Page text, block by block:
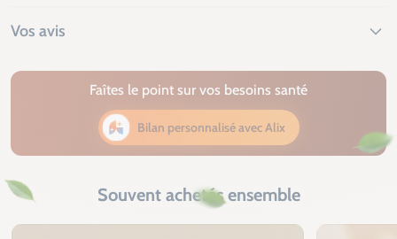
Vos avis
Faîtes le point sur vos besoins santé
Bilan personnalisé avec Alix
Souvent achetés ensemble